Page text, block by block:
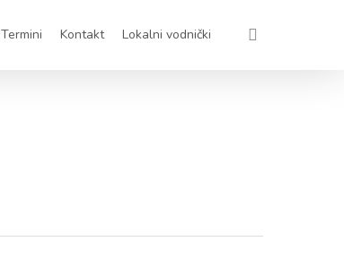
Termini Kontakt Lokalni vodnički